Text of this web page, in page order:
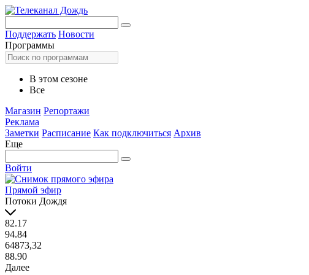
Поддержать Новости
Программы
В этом сезоне
Все
Магазин Репортажи
Реклама
Заметки Расписание Как подключиться Архив
Еще
Войти
Прямой эфир
Потоки Дождя
82.17
94.84
64873,32
88.90
Далее